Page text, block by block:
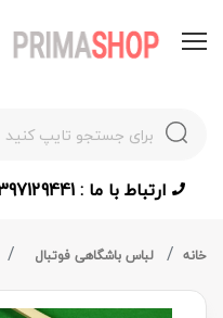
ارتباط با ما : 09397129441
خانه لباس باشگاهی فوتبال